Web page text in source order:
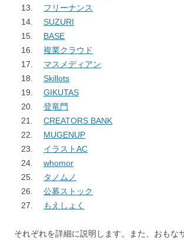
フリーナンス
SUZURI
BASE
複業クラウド
マスメディアン
Skillots
GIKUTAS
登竜門
CREATORS BANK
MUGENUP
イラストAC
whomor
タノムノ
公募ストック
もえしょく
それぞれを詳細に説明します。また、おもな